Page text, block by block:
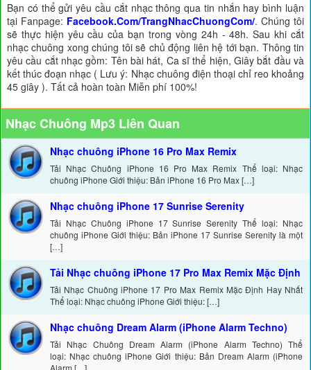
Bạn có thể gửi yêu cầu cắt nhạc thông qua tin nhắn hay bình luận
tại Fanpage: Facebook.Com/TrangNhacChuongCom/. Chúng tôi
sẽ thực hiện yêu cầu của bạn trong vòng 24h - 48h. Sau khi cắt
nhạc chuông xong chúng tôi sẽ chủ động liên hệ tới bạn. Thông tin
yêu cầu cắt nhạc gồm: Tên bài hát, Ca sĩ thể hiện, Giây bắt đầu và
kết thúc đoạn nhạc ( Lưu ý: Nhạc chuông điện thoại chỉ reo khoảng
45 giây ). Tất cả hoàn toàn Miễn phí 100%!
Nhạc Chuông Mp3 Liên Quan
Nhạc chuông iPhone 16 Pro Max Remix
Tải Nhạc Chuông iPhone 16 Pro Max Remix Thể loại: Nhạc
chuông iPhone Giới thiệu: Bản iPhone 16 Pro Max […]
Nhạc chuông iPhone 17 Sunrise Serenity
Tải Nhạc Chuông iPhone 17 Sunrise Serenity Thể loại: Nhạc
chuông iPhone Giới thiệu: Bản iPhone 17 Sunrise Serenity là một
[…]
Tải Nhạc chuông iPhone 17 Pro Max Remix Mặc Định
Tải Nhạc Chuông iPhone 17 Pro Max Remix Mặc Định Hay Nhất
Thể loại: Nhạc chuông iPhone Giới thiệu: […]
Nhạc chuông Dream Alarm (iPhone Alarm Techno)
Tải Nhạc Chuông Dream Alarm (iPhone Alarm Techno) Thể
loại: Nhạc chuông iPhone Giới thiệu: Bản Dream Alarm (iPhone